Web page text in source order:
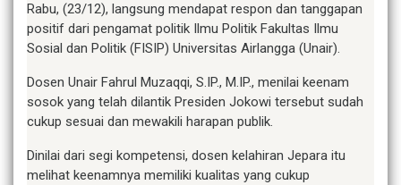
Rabu, (23/12), langsung mendapat respon dan tanggapan
positif dari pengamat politik Ilmu Politik Fakultas Ilmu
Sosial dan Politik (FISIP) Universitas Airlangga (Unair).
Dosen Unair Fahrul Muzaqqi, S.IP., M.IP., menilai keenam
sosok yang telah dilantik Presiden Jokowi tersebut sudah
cukup sesuai dan mewakili harapan publik.
Dinilai dari segi kompetensi, dosen kelahiran Jepara itu
melihat keenamnya memiliki kualitas yang cukup